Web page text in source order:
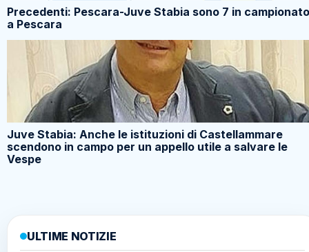
Precedenti: Pescara-Juve Stabia sono 7 in campionato
a Pescara
Juve Stabia: Anche le istituzioni di Castellammare
scendono in campo per un appello utile a salvare le
Vespe
ULTIME NOTIZIE